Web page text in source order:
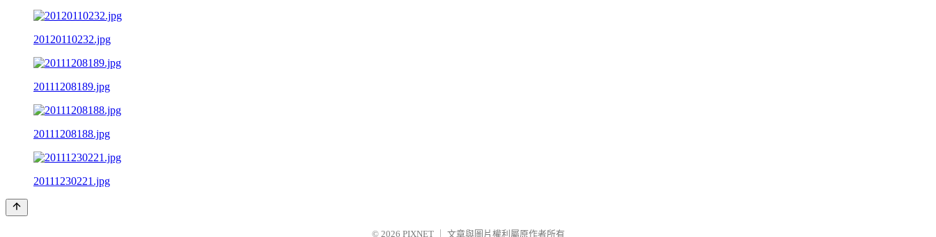
20120110232.jpg
20111208189.jpg
20111208188.jpg
20111230221.jpg
© 2026 PIXNET 文章與圖片權利屬原作者所有